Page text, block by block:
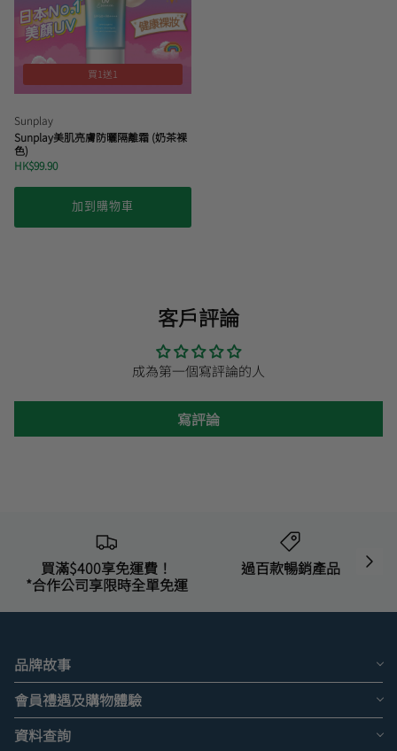
買1送1
Sunplay
Sunplay美肌亮膚防曬隔離霜 (奶茶裸
色)
HK$99.90
加到購物車
客戶評論
成為第一個寫評論的人
寫評論
買滿$400享免運費！
*合作公司享限時全單免運
過百款暢銷產品
品牌故事
會員禮遇及購物體驗
資料查詢